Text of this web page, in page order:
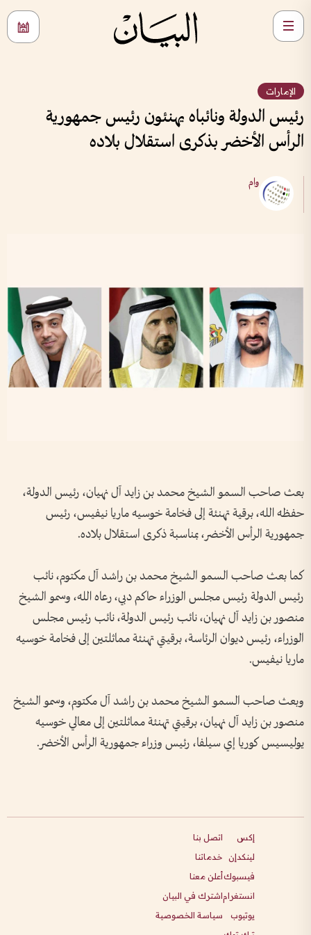
الإمارات
رئيس الدولة ونائباه يهنئون رئيس جمهورية
الرأس الأخضر بذكرى استقلال بلاده
وام
بعث صاحب السمو الشيخ محمد بن زايد آل نهيان، رئيس الدولة،
حفظه الله، برقية تهنئة إلى فخامة خوسيه ماريا نيفيس، رئيس
جمهورية الرأس الأخضر، بمناسبة ذكرى استقلال بلاده.
كما بعث صاحب السمو الشيخ محمد بن راشد آل مكتوم، نائب
رئيس الدولة رئيس مجلس الوزراء حاكم دبي، رعاه الله، وسمو الشيخ
منصور بن زايد آل نهيان، نائب رئيس الدولة، نائب رئيس مجلس
الوزراء، رئيس ديوان الرئاسة، برقيتي تهنئة مماثلتين إلى فخامة خوسيه
ماريا نيفيس.
وبعث صاحب السمو الشيخ محمد بن راشد آل مكتوم، وسمو الشيخ
منصور بن زايد آل نهيان، برقيتي تهنئة مماثلتين إلى معالي خوسيه
يوليسيس كوريا إي سيلفا، رئيس وزراء جمهورية الرأس الأخضر.
إكس
لينكدإن
فيسبوك
انستغرام
يوتيوب
اتصل بنا
خدماتنا
أعلن معنا
اشترك في البيان
سياسة الخصوصية